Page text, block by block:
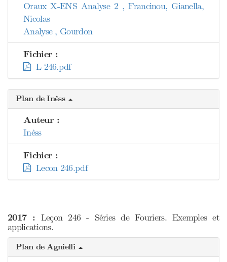
Oraux X-ENS Analyse 2 , Francinou, Gianella,
Nicolas
Analyse , Gourdon
Fichier :
L 246.pdf
Plan de Inèss
Auteur :
Inèss
Fichier :
Lecon 246.pdf
2017 : Leçon 246 - Séries de Fouriers. Exemples et
applications.
Plan de Agnielli